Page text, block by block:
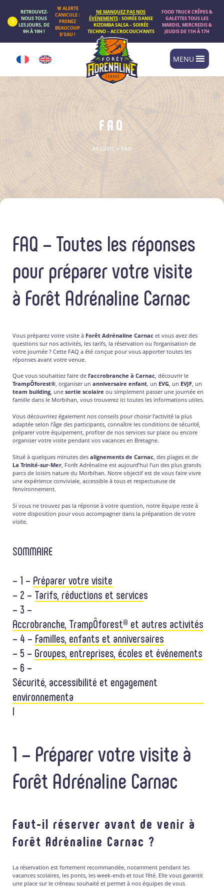
RETROUVEZ-
NOUS TOUS
LES JOURS, DE
9H À 19H !
🚨 ALERTE
CANICULE :
PRENEZ
BEAUCOUP
D’EAU !
NE MANQUEZ PAS NOS
ÉVÉNEMENTS: SOIRÉE DANSE
KIZOMBA SALSA – SOIRÉE
TECHNO – ACCROCOUCH’ANTS
FOOD TRUCK CRÊPES &
GALETTES TOUS LES
MARDIS, MERCREDIS &
JEUDIS DE 11H À 17H
MENU
FAQ
ACCUEIL » FAQ
FAQ – Toutes les réponses
pour préparer votre visite
à Forêt Adrénaline Carnac
Vous préparez votre visite à Forêt Adrénaline Carnac et vous avez des
questions sur nos activités, les tarifs, la réservation ou l’organisation de
votre journée ? Cette FAQ a été conçue pour vous apporter toutes les
réponses avant votre venue.
Que vous souhaitiez faire de l’accrobranche à Carnac, découvrir le
TrampÔforest®, organiser un anniversaire enfant, un EVG, un EVJF, un
team building, une sortie scolaire ou simplement passer une journée en
famille dans le Morbihan, vous trouverez ici toutes les informations utiles.
Vous découvrirez également nos conseils pour choisir l’activité la plus
adaptée selon l’âge des participants, connaître les conditions de sécurité,
préparer votre équipement, profiter de nos services sur place ou encore
organiser votre visite pendant vos vacances en Bretagne.
Situé à quelques minutes des alignements de Carnac, des plages et de
La Trinité-sur-Mer, Forêt Adrénaline est aujourd’hui l’un des plus grands
parcs de loisirs nature du Morbihan. Notre objectif est de vous faire vivre
une expérience conviviale, accessible à tous et respectueuse de
l’environnement.
Si vous ne trouvez pas la réponse à votre question, notre équipe reste à
votre disposition pour vous accompagner dans la préparation de votre
visite.
SOMMAIRE
– 1 – Préparer votre visite
– 2 – Tarifs, réductions et services
– 3 –
Accrobranche, TrampÔforest® et autres activités
– 4 – Familles, enfants et anniversaires
– 5 – Groupes, entreprises, écoles et événements
– 6 –
Sécurité, accessibilité et engagement
environnementa
l
1 – Préparer votre visite à
Forêt Adrénaline Carnac
Faut-il réserver avant de venir à
Forêt Adrénaline Carnac ?
La réservation est fortement recommandée, notamment pendant les
vacances scolaires, les ponts, les week-ends et tout l’été. Elle vous garantit
une place sur le créneau souhaité et permet à nos équipes de vous
Panneau de gestion des cookies